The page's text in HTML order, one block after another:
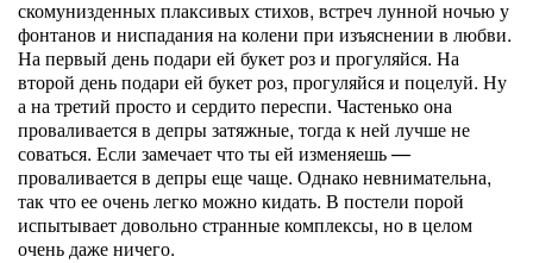
скомунизденных плаксивых стихов, встреч лунной ночью у
фонтанов и ниспадания на колени при изъяснении в любви.
На первый день подари ей букет роз и прогуляйся. На
второй день подари ей букет роз, прогуляйся и поцелуй. Ну
а на третий просто и сердито переспи. Частенько она
проваливается в депры затяжные, тогда к ней лучше не
соваться. Если замечает что ты ей изменяешь —
проваливается в депры еще чаще. Однако невнимательна,
так что ее очень легко можно кидать. В постели порой
испытывает довольно странные комплексы, но в целом
очень даже ничего.